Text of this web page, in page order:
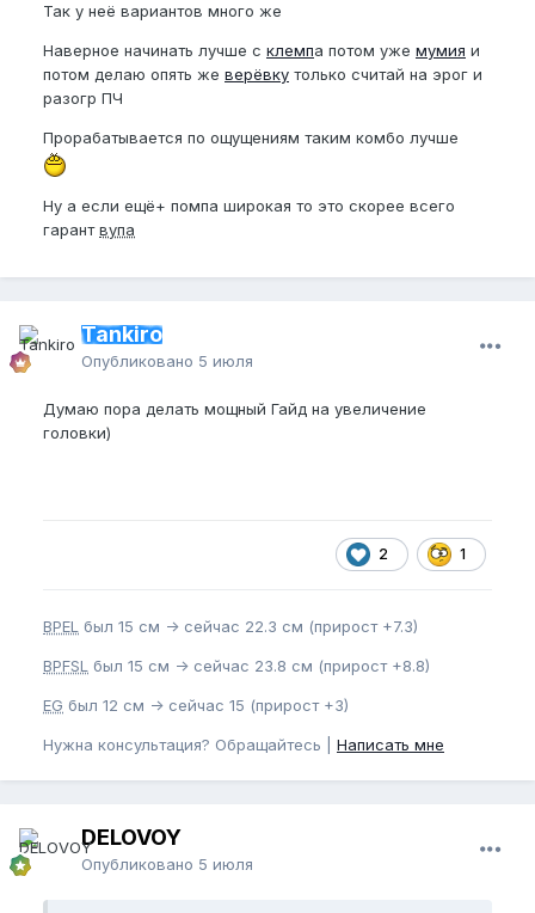
Так у неё вариантов много же
Наверное начинать лучше с клемпа потом уже мумия и
потом делаю опять же верёвку только считай на эрог и
разогр ПЧ
Прорабатывается по ощущениям таким комбо лучше
Ну а если ещё+ помпа широкая то это скорее всего
гарантвупа
Tankiro
Опубликовано 5 июля
Думаю пора делать мощный Гайд на увеличение
головки)
2 1
BPEL был 15 см -> сейчас 22.3 см (прирост +7.3)
BPFSL был 15 см -> сейчас 23.8 см (прирост +8.8)
EG был 12 см -> сейчас 15 (прирост +3)
Нужна консультация? Обращайтесь | Написать мне
DELOVOY
Опубликовано 5 июля